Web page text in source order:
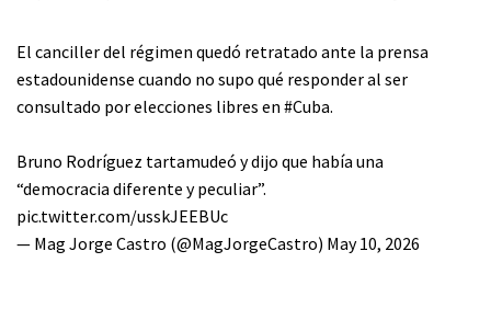
El canciller del régimen quedó retratado ante la prensa
estadounidense cuando no supo qué responder al ser
consultado por elecciones libres en #Cuba.
Bruno Rodríguez tartamudeó y dijo que había una
“democracia diferente y peculiar”.
pic.twitter.com/usskJEEBUc
— Mag Jorge Castro (@MagJorgeCastro) May 10, 2026